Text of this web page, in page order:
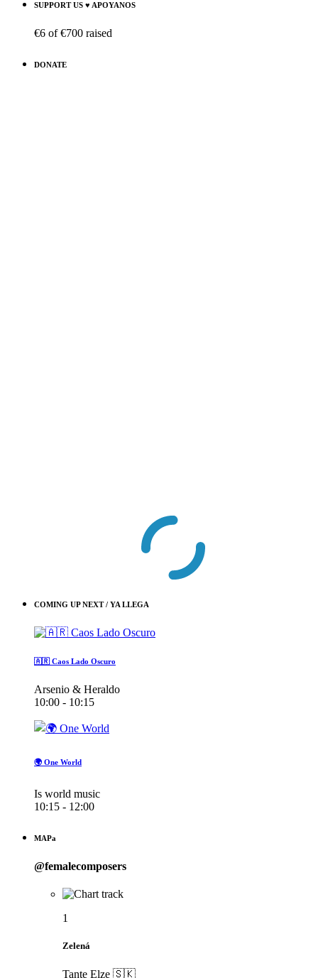
SUPPORT US ♥ APOYANOS
€6 of€700 raised
DONATE
COMING UP NEXT / YA LLEGA
🇦🇷 Caos Lado Oscuro
Arsenio & Heraldo
10:00 - 10:15
🌍 One World
Is world music
10:15 - 12:00
MAPa
@femalecomposers
1
Zelená
Tante Elze 🇸🇰